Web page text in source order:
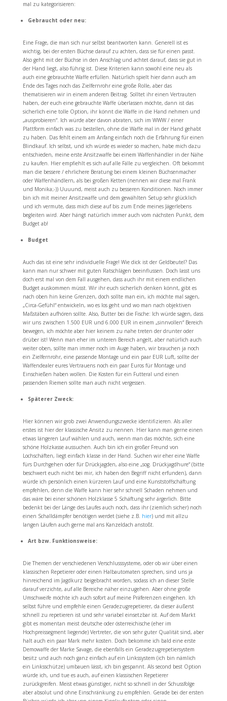
mal zu kategorisieren:
Gebraucht oder neu:
Eine Frage, die man sich nur selbst beantworten kann. Generell ist es
wichtig, bei der ersten Büchse darauf zu achten, dass sie für einen passt.
Also geht mit der Büchse in den Anschlag und achtet darauf, dass sie gut in
der Hand liegt, also führig ist. Diese Kriterien kann sowohl eine neu als
auch eine gebrauchte Waffe erfüllen. Natürlich spielt hier dann auch am
Ende des Tages noch das Zielfernrohr eine große Rolle, aber das
thematisieren wir in einem anderen Beitrag. Solltet ihr einen Vertrauten
haben, der euch eine gebrauchte Waffe überlassen möchte, dann ist das
sicherlich eine tolle Option, ihr könnt die Waffe in die Hand nehmen und
„ausprobieren“. Ich würde aber davon abraten, sich im WWW / einer
Plattform einfach was zu bestellen, ohne die Waffe mal in der Hand gehabt
zu haben. Das fehlt einem am Anfang einfach noch die Erfahrung für einen
Blindkauf. Ich selbst, und ich würde es wieder so machen, habe mich dazu
entschieden, meine erste Ansitzwaffe bei einem Waffenhändler in der Nähe
zu kaufen. Hier empfiehlt es sich auf alle Fälle zu vergleichen. Oft bekommt
man die bessere / ehrlichere Beratung bei einem kleinen Büchsenmacher
oder Waffenhändlern, als bei großen Ketten (nennen wir diese mal Frank
und Monika;-)) Uuuund, meist auch zu besseren Konditionen. Noch immer
bin ich mit meiner Ansitzwaffe und dem gewählten Setup sehr glücklich
und ich vermute, dass mich diese auf bis zum Ende meines Jägerlebens
begleiten wird. Aber hängt natürlich immer auch vom nächsten Punkt, dem
Budget ab!
Budget
Auch das ist eine sehr individuelle Frage! Wie dick ist der Geldbeutel? Das
kann man nur schwer mit guten Ratschlägen beeinflussen. Doch lasst uns
doch erst mal von dem Fall ausgehen, dass auch ihr mit einem endlichen
Budget auskommen müsst. Wir ihr euch sicherlich denken könnt, gibt es
nach oben hin keine Grenzen, doch sollte man ein, ich möchte mal sagen,
„Circa-Gefühl“ entwickeln, wo es los geht und wo man nach objektiven
Maßstäben aufhören sollte. Also, Butter bei die Fische: Ich würde sagen, dass
wir uns zwischen 1.500 EUR und 6.000 EUR in einem „sinnvollen“ Bereich
bewegen, ich möchte aber hier keinem zu nahe treten der drunter oder
drüber ist! Wenn man eher im unteren Bereich angelt, aber natürlich auch
weiter oben, sollte man immer noch im Auge haben, wir brauchen ja noch
ein Zielfernrohr, eine passende Montage und ein paar EUR Luft, sollte der
Waffendealer eures Vertrauens noch ein paar Euros für Montage und
Einschießen haben wollen. Die Kosten für ein Futteral und einen
passenden Riemen sollte man auch nicht vergessen.
Späterer Zweck:
Hier können wir grob zwei Anwendungszwecke identifizieren. Als aller
erstes ist hier der klassische Ansitz zu nennen. Hier kann man gerne einen
etwas längeren Lauf wählen und auch, wenn man das möchte, sich eine
schöne Holzkasse aussuchen. Auch bin ich ein großer Freund von
Lochschäften, liegt einfach klasse in der Hand. Suchen wir eher eine Waffe
fürs Durchgehen oder für Drückjagden, also eine „sog. Drückjagdhure“ (bitte
beschwert euch nicht bei mir, ich haben den Begriff nicht erfunden), dann
würde ich persönlich einen kürzeren Lauf und eine Kunststoffschäftung
empfehlen, denn die Waffe kann hier sehr schnell Schaden nehmen und
das wäre bei einer schönen Holzklasse 5 Schäftung sehr ärgerlich. Bitte
bedenkt bei der Länge des Laufes auch noch, dass ihr (ziemlich sicher) noch
einen Schalldämpfer benötigen werdet (siehe z.B. hier) und mit allzu
langen Läufen auch gerne mal ans Kanzeldach anstoßt.
Art bzw. Funktionsweise:
Die Themen der verschiedenen Verschlusssysteme, oder ob wir über einen
klassischen Repetierer oder einen Halbautomaten sprechen, sind uns ja
hinreichend im Jagdkurz beigebracht worden, sodass ich an dieser Stelle
darauf verzichte, auf alle Bereiche näher einzugehen. Aber ohne große
Umschweife möchte ich auch sofort auf meine Präferenzen eingehen. Ich
selbst führe und empfehle einen Geradezugrepetierer, da dieser äußerst
schnell zu repetieren ist und sehr variabel einsetzbar ist. Auf dem Markt
gibt es momentan meist deutsche oder österreichische (eher im
Hochpreissegment liegende) Vertreter, die von sehr guter Qualität sind, aber
halt auch ein paar Mark mehr kosten. Doch bekomme ich bald eine erste
Demowaffe der Marke Savage, die ebenfalls ein Geradezugrepetiersystem
besitz und auch noch ganz einfach auf ein Linkssystem (ich bin nämlich
ein Linksschütze) umbauen lässt, ich bin gespannt. Als second best Option
würde ich, und tue es auch, auf einen klassischen Repetierer
zurückgreifen. Meist etwas günstiger, nicht so schnell in der Schussfolge
aber absolut und ohne Einschränkung zu empfehlen. Gerade bei der ersten